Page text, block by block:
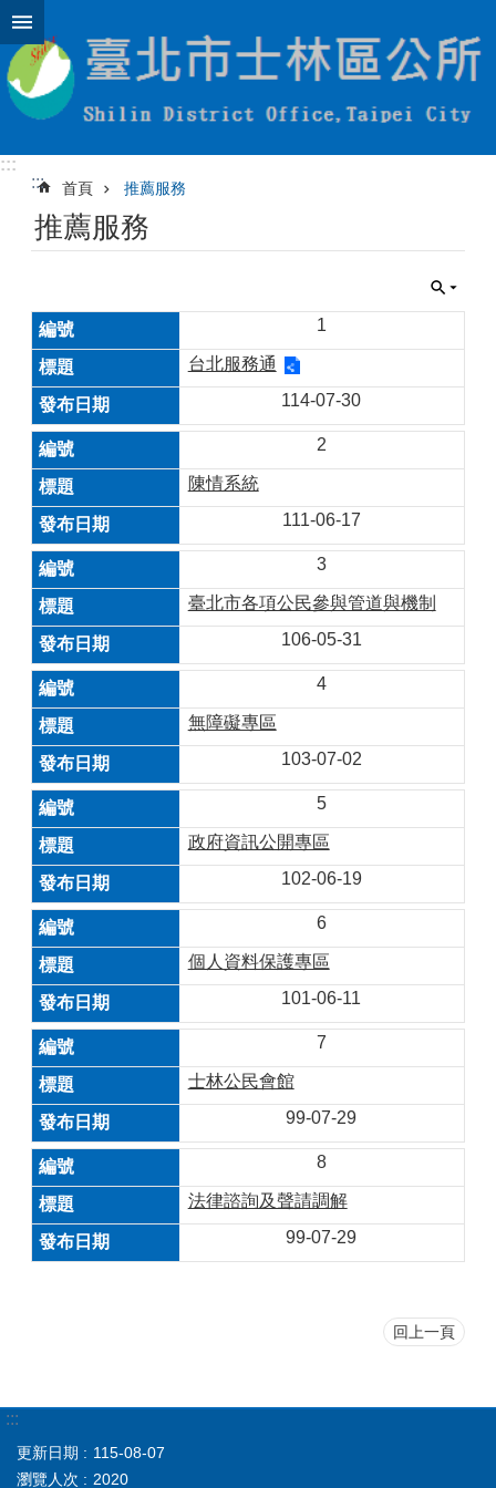
跳到主要內容區塊
:::
:::
首頁 推薦服務
推薦服務
1
台北服務通
114-07-30
2
陳情系統
111-06-17
3
臺北市各項公民參與管道與機制
106-05-31
4
無障礙專區
103-07-02
5
政府資訊公開專區
102-06-19
6
個人資料保護專區
101-06-11
7
士林公民會館
99-07-29
8
法律諮詢及聲請調解
99-07-29
回上一頁
:::
更新日期
115-08-07
瀏覽人次
2020